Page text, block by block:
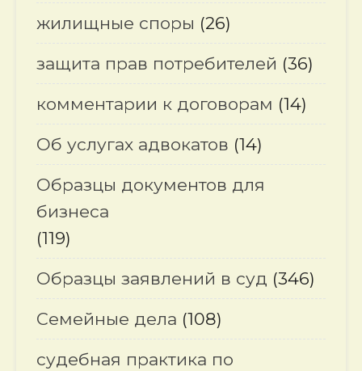
жилищные споры (26)
защита прав потребителей (36)
комментарии к договорам (14)
Об услугах адвокатов (14)
Образцы документов для
бизнеса
(119)
Образцы заявлений в суд (346)
Семейные дела (108)
судебная практика по